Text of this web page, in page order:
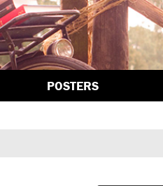
POSTERS